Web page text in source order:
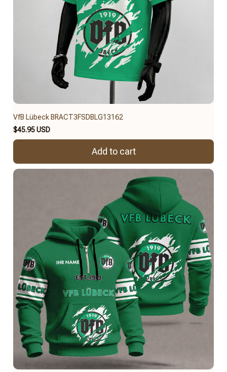
VfB Lübeck BRACT3FSDBLG13162
$45.95 USD
Add to cart